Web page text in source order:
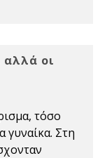
οι
τόσο
γυναίκα. Στη